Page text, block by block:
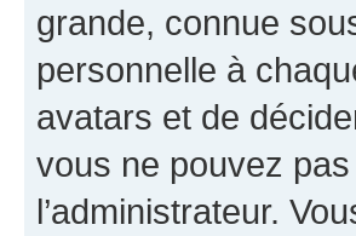
grande, connue
personnelle à
avatars et de
vous ne pouvez pas
l’administrateur.